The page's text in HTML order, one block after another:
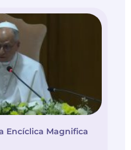
Encíclica Magnifica